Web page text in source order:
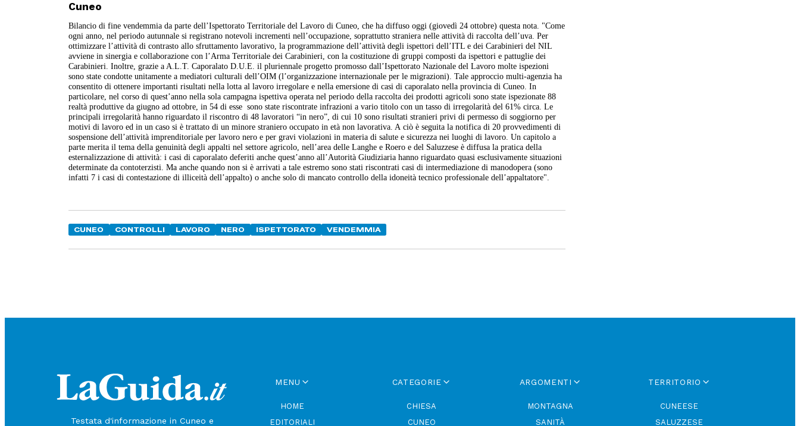
Cuneo
Bilancio di fine vendemmia da parte dell’Ispettorato Territoriale del Lavoro di Cuneo, che ha diffuso oggi (giovedì 24 ottobre) questa nota. "Come
ogni anno, nel periodo autunnale si registrano notevoli incrementi nell’occupazione, soprattutto straniera nelle attività di raccolta dell’uva. Per
ottimizzare l’attività di contrasto allo sfruttamento lavorativo, la programmazione dell’attività degli ispettori dell’ITL e dei Carabinieri del NIL
avviene in sinergia e collaborazione con l’Arma Territoriale dei Carabinieri, con la costituzione di gruppi composti da ispettori e pattuglie dei
Carabinieri. Inoltre, grazie a A.L.T. Caporalato D.U.E. il pluriennale progetto promosso dall’Ispettorato Nazionale del Lavoro molte ispezioni
sono state condotte unitamente a mediatori culturali dell’OIM (l’organizzazione internazionale per le migrazioni). Tale approccio multi-agenzia ha
consentito di ottenere importanti risultati nella lotta al lavoro irregolare e nella emersione di casi di caporalato nella provincia di Cuneo. In
particolare, nel corso di quest’anno nella sola campagna ispettiva operata nel periodo della raccolta dei prodotti agricoli sono state ispezionate 88
realtà produttive da giugno ad ottobre, in 54 di esse sono state riscontrate infrazioni a vario titolo con un tasso di irregolarità del 61% circa. Le
principali irregolarità hanno riguardato il riscontro di 48 lavoratori “in nero”, di cui 10 sono risultati stranieri privi di permesso di soggiorno per
motivi di lavoro ed in un caso si è trattato di un minore straniero occupato in età non lavorativa. A ciò è seguita la notifica di 20 provvedimenti di
sospensione dell’attività imprenditoriale per lavoro nero e per gravi violazioni in materia di salute e sicurezza nei luoghi di lavoro. Un capitolo a
parte merita il tema della genuinità degli appalti nel settore agricolo, nell’area delle Langhe e Roero e del Saluzzese è diffusa la pratica della
esternalizzazione di attività: i casi di caporalato deferiti anche quest’anno all’Autorità Giudiziaria hanno riguardato quasi esclusivamente situazioni
determinate da contoterzisti. Ma anche quando non si è arrivati a tale estremo sono stati riscontrati casi di intermediazione di manodopera (sono
infatti 7 i casi di contestazione di illiceità dell’appalto) o anche solo di mancato controllo della idoneità tecnico professionale dell’appaltatore".
CUNEO CONTROLLI LAVORO NERO ISPETTORATO VENDEMMIA
Testata d'informazione in Cuneo e
MENU
HOME
EDITORIALI
CATEGORIE
CHIESA
CUNEO
ARGOMENTI
MONTAGNA
SANITÀ
TERRITORIO
CUNEESE
SALUZZESE